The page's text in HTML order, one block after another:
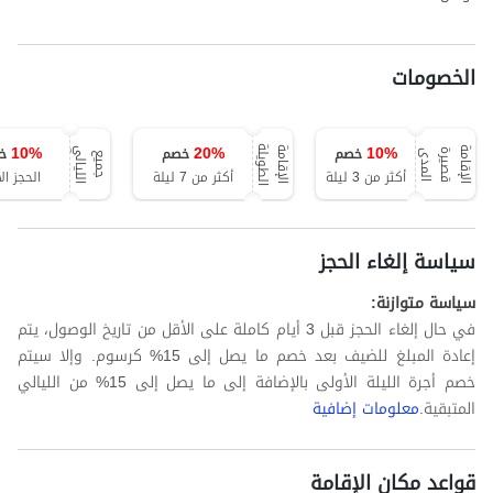
الخصومات
ا
ل
إ
ق
ا
م
ة
ق
ص
ي
ر
ة
ا
ل
م
د ى 10%
خصم
أكثر من 3 ليلة
ا
ل
إ
ق
ا
م
ة
ا
ل
ط
و
ي
لة 20%
خصم
أكثر من 7 ليلة
ج
م
ي
ع
ا
ل
ل
ي
ا
لي 10%
الحجز
سياسة إلغاء الحجز
سياسة متوازنة:
في حال إلغاء الحجز قبل 3 أيام كاملة على الأقل من تاريخ الوصول، يتم
إعادة المبلغ للضيف بعد خصم ما يصل إلى 15% كرسوم. وإلا سيتم
خصم أجرة الليلة الأولى بالإضافة إلى ما يصل إلى 15% من الليالي
المتبقية.معلومات إضافية
قواعد مكان الإقامة